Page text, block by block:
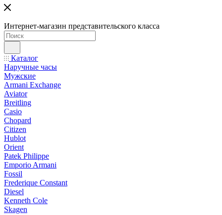
Интернет-магазин представительского класса
Каталог
Наручные часы
Мужские
Armani Exchange
Aviator
Breitling
Casio
Chopard
Citizen
Hublot
Orient
Patek Philippe
Emporio Armani
Fossil
Frederique Constant
Diesel
Kenneth Cole
Skagen